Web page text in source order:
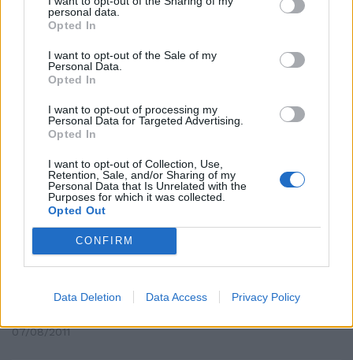
personal data.
Opted In
I want to opt-out of the Sale of my
Personal Data.
Opted In
I want to opt-out of processing my
Personal Data for Targeted Advertising.
Opted In
I want to opt-out of Collection, Use,
Retention, Sale, and/or Sharing of my
Personal Data that Is Unrelated with the
Purposes for which it was collected.
Opted Out
CONFIRM
Data Deletion Data Access Privacy Policy
All'Ater Roma e all'Ater
Provincia confermati gli attuali
commissari che diventano così
presidenti, Bruno Prestagiovanni
e Massimo Cacciotti.
30/09/2011
"Abete risolverà"
Niente benefit agli ex presidenti
07/08/2011